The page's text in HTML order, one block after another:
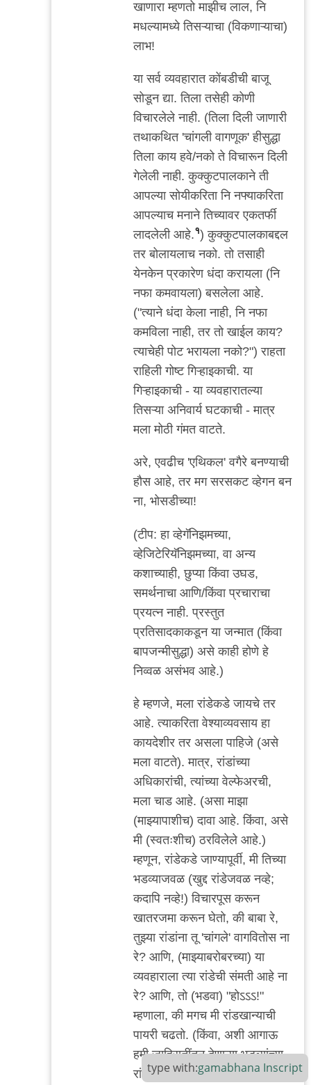
खाणारा म्हणतो माझीच लाल, नि
मधल्यामध्ये तिसऱ्याचा (विकणाऱ्याचा)
लाभ!
या सर्व व्यवहारात कोंबडीची बाजू
सोडून द्या. तिला तसेही कोणी
विचारलेले नाही. (तिला दिली जाणारी
तथाकथित 'चांगली वागणूक' हीसुद्धा
तिला काय हवे/नको ते विचारून दिली
गेलेली नाही. कुक्कुटपालकाने ती
आपल्या सोयीकरिता नि नफ्याकरिता
आपल्याच मनाने तिच्यावर एकतर्फी
लादलेली आहे.१) कुक्कुटपालकाबद्दल
तर बोलायलाच नको. तो तसाही
येनकेन प्रकारेण धंदा करायला (नि
नफा कमवायला) बसलेला आहे.
("त्याने धंदा केला नाही, नि नफा
कमविला नाही, तर तो खाईल काय?
त्याचेही पोट भरायला नको?") राहता
राहिली गोष्ट गिऱ्हाइकाची. या
गिऱ्हाइकाची - या व्यवहारातल्या
तिसऱ्या अनिवार्य घटकाची - मात्र
मला मोठी गंमत वाटते.
अरे, एवढीच 'एथिकल' वगैरे बनण्याची
हौस आहे, तर मग सरसकट व्हेगन बन
ना, भोसडीच्या!
(टीप: हा व्हेगॅनिझमच्या,
व्हेजिटेरियॅनिझमच्या, वा अन्य
कशाच्याही, छुप्या किंवा उघड,
समर्थनाचा आणि/किंवा प्रचाराचा
प्रयत्न नाही. प्रस्तुत
प्रतिसादकाकडून या जन्मात (किंवा
बापजन्मीसुद्धा) असे काही होणे हे
निव्वळ असंभव आहे.)
हे म्हणजे, मला रांडेकडे जायचे तर
आहे. त्याकरिता वेश्याव्यवसाय हा
कायदेशीर तर असला पाहिजे (असे
मला वाटते). मात्र, रांडांच्या
अधिकारांची, त्यांच्या वेल्फेअरची,
मला चाड आहे. (असा माझा
(माझ्यापाशीच) दावा आहे. किंवा, असे
मी (स्वतःशीच) ठरविलेले आहे.)
म्हणून, रांडेकडे जाण्यापूर्वी, मी तिच्या
भडव्याजवळ (खुद्द रांडेजवळ नव्हे;
कदापि नव्हे!) विचारपूस करून
खातरजमा करून घेतो, की बाबा रे,
तुझ्या रांडांना तू 'चांगले' वागवितोस ना
रे? आणि, (माझ्याबरोबरच्या) या
व्यवहाराला त्या रांडेची संमती आहे ना
रे? आणि, तो (भडवा) "होऽऽऽ!"
म्हणाला, की मगच मी रांडखान्याची
पायरी चढतो. (किंवा, अशी आगाऊ
हमी जाहिरातींतून देणाऱ्या भडव्यांच्या
रांडांकडेच मी जातो.)
type with:gamabhana Inscript